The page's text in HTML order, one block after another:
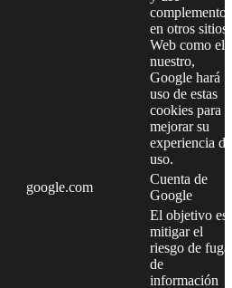
complementos
en otros sitios
Web como el
nuestro,
Google hará
uso de estas
cookies para
mejorar su
experiencia de
uso.
google.com
Cuenta de
Google
El objetivo es
mitigar el
riesgo de fuga
de
información